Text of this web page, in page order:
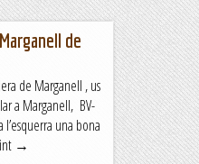
de
de Marganell , us
a Marganell, BV-
una bona
→